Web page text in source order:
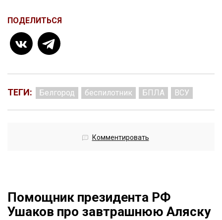
ПОДЕЛИТЬСЯ
ТЕГИ: Белгород беспилотник БПЛА ВСУ
Комментировать
Помощник президента РФ
Ушаков про завтрашнюю Аляску